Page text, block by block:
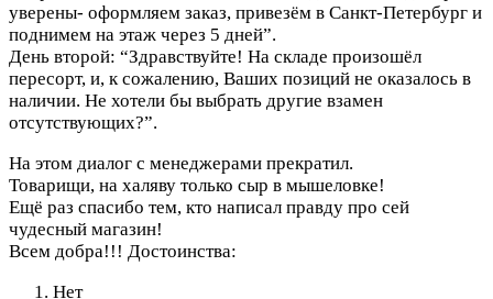
уверены- оформляем заказ, привезём в Санкт-Петербург и
поднимем на этаж через 5 дней”.
День второй: “Здравствуйте! На складе произошёл
пересорт, и, к сожалению, Ваших позиций не оказалось в
наличии. Не хотели бы выбрать другие взамен
отсутствующих?”.
На этом диалог с менеджерами прекратил.
Товарищи, на халяву только сыр в мышеловке!
Ещё раз спасибо тем, кто написал правду про сей
чудесный магазин!
Всем добра!!! Достоинства:
Нет